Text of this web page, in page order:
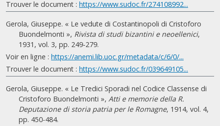
Trouver le document : https://www.sudoc.fr/274108992...
Gerola, Giuseppe. « Le vedute di Costantinopoli di Cristoforo
Buondelmonti », Rivista di studi bizantini e neoellenici,
1931, vol. 3, pp. 249‑279.
Voir en ligne : https://anemi.lib.uoc.gr/metadata/c/6/0/...
Trouver le document : https://www.sudoc.fr/039649105...
Gerola, Giuseppe. « Le Tredici Sporadi nel Codice Classense di
Cristoforo Buondelmonti », Atti e memorie della R.
Deputazione di storia patria per le Romagne, 1914, vol. 4,
pp. 450-484.